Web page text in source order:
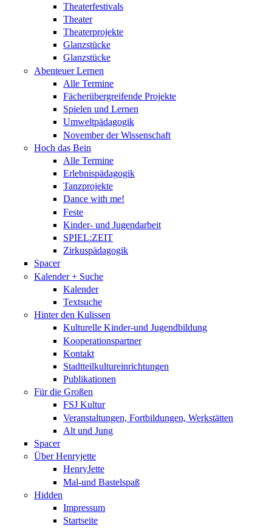
Theaterfestivals
Theater
Theaterprojekte
Glanzstücke
Glanzstücke
Abenteuer Lernen
Alle Termine
Fächerübergreifende Projekte
Spielen und Lernen
Umweltpädagogik
November der Wissenschaft
Hoch das Bein
Alle Termine
Erlebnispädagogik
Tanzprojekte
Dance with me!
Feste
Kinder- und Jugendarbeit
SPIEL:ZEIT
Zirkuspädagogik
Spacer
Kalender + Suche
Kalender
Textsuche
Hinter den Kulissen
Kulturelle Kinder-und Jugendbildung
Kooperationspartner
Kontakt
Stadtteilkultureinrichtungen
Publikationen
Für die Großen
FSJ Kultur
Veranstaltungen, Fortbildungen, Werkstätten
Alt und Jung
Spacer
Über Henryjette
HenryJette
Mal-und Bastelspaß
Hidden
Impressum
Startseite